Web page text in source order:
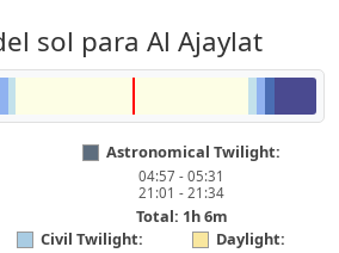
sol para Al Ajaylat
Astronomical Twilight:
04:57 - 05:31
21:01 - 21:34
Total: 1h 6m
Civil Twilight: Daylight: